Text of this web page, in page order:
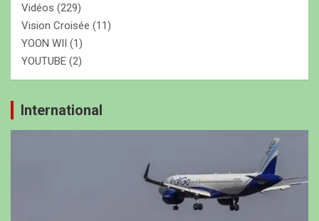
Vidéos (229)
Vision Croisée (11)
YOON WII (1)
YOUTUBE (2)
International